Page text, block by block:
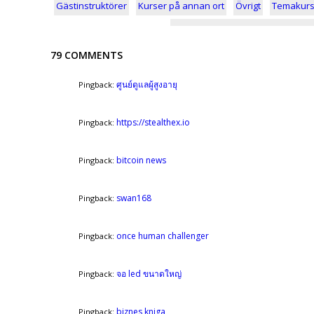
Gästinstruktörer Kurser på annan ort Övrigt
79 COMMENTS
Pingback: ศูนย์ดูแลผู้สูงอายุ
Pingback: https://stealthex.io
Pingback: bitcoin news
Pingback: swan168
Pingback: once human challenger
Pingback: จอ led ขนาดใหญ่
Pingback: biznes kniga